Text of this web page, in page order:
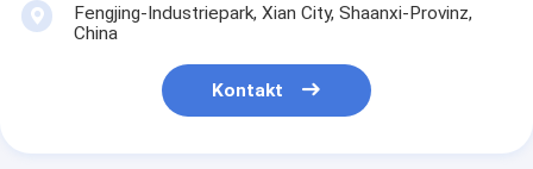
Fengjing-Industriepark, Xian City, Shaanxi-Provinz,
China
Kontakt